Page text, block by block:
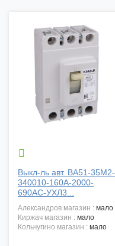

Выкл-ль авт. ВА51-35М2-
340010-160А-2000-
690AC-УХЛ3...
александров магазин : мало
киржач магазин : мало
кольчугино магазин : мало